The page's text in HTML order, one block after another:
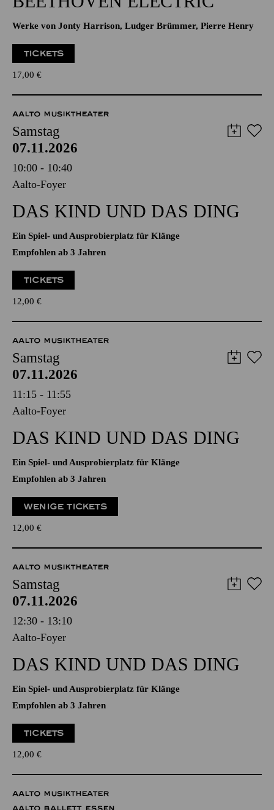
NOW! TRANSZENDENZ · BEETHOVEN-
JUBILÄUM 2027
Werke von Jonty Harrison, Ludger Brümmer, Pierre Henry
17,00€
AALTO MUSIKTHEATER
Samstag
07.11.2026
10:00 - 10:40
DAS KIND UND DAS DING
Ein Spiel- und Ausprobierplatz für Klänge
Empfohlen ab 3 Jahren
12,00€
AALTO MUSIKTHEATER
Samstag
07.11.2026
11:15 - 11:55
DAS KIND UND DAS DING
Ein Spiel- und Ausprobierplatz für Klänge
Empfohlen ab 3 Jahren
12,00€
AALTO MUSIKTHEATER
Samstag
07.11.2026
12:30 - 13:10
DAS KIND UND DAS DING
Ein Spiel- und Ausprobierplatz für Klänge
Empfohlen ab 3 Jahren
12,00€